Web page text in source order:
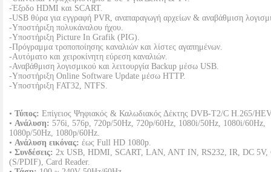
-Έξοδο HDMI και SCART.
-USB θύρα για εγγραφή PVR, αναπαραγωγή αρχείων & αναβάθμιση
-Υποστήριξη πολυκάναλου ήχου.
-Υποστήριξη Picture In Grafik (PIG).
-Πρόγραμμα τροποποίησης καναλιών και λίστες αγαπημένων.
-Αυτόματο και χειροκίνητη εύρεση καναλιών.
-Αναβάθμιση λογισμικού και λειτουργία Backup μέσω USB.
-Υποστήριξη Online Software Update μέσω HTTP.
-Υποστήριξη FAT32, NTFS.
• Τύπος: Επίγειος Ψηφιακός & Καλωδιακός Δέκτης DVB-T2/C H.265/
• Ανάλυση: 576i, 576p, 720p/50Hz, 720p/60Hz, 1080i/50Hz, 1080i/60Hz,
1080p/50Hz, 1080p/60Hz.
• Ανάλυση εικόνας: έως Full HD 1080p.
• Συνδέσεις: 2x USB, HDΜΙ, SCART, LAN, ANT IN, RS232, IR, DC 5V,
(S/PDIF), Card Reader.